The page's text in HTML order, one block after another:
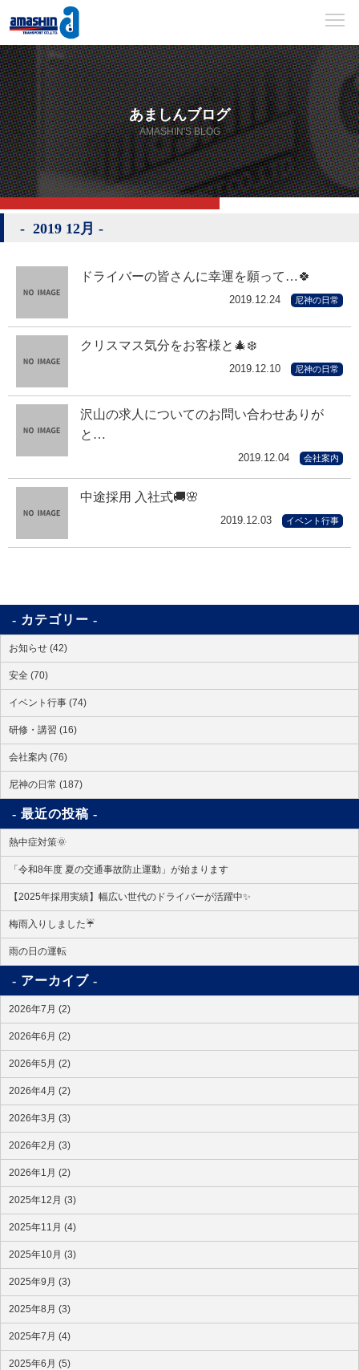
あましんブログ
AMASHIN'S BLOG
2019 12月
ドライバーの皆さんに幸運を願って…🍀
2019.12.24 尼神の日常
クリスマス気分をお客様と🎄❄️
2019.12.10 尼神の日常
沢山の求人についてのお問い合わせありが
と…
2019.12.04 会社案内
中途採用 入社式🚚🌸
2019.12.03 イベント行事
カテゴリー
お知らせ (42)
安全 (70)
イベント行事 (74)
研修・講習 (16)
会社案内 (76)
尼神の日常 (187)
最近の投稿
熱中症対策🌞
「令和8年度 夏の交通事故防止運動」が始まります
【2025年採用実績】幅広い世代のドライバーが活躍中✨
梅雨入りしました☔
雨の日の運転
アーカイブ
2026年7月 (2)
2026年6月 (2)
2026年5月 (2)
2026年4月 (2)
2026年3月 (3)
2026年2月 (3)
2026年1月 (2)
2025年12月 (3)
2025年11月 (4)
2025年10月 (3)
2025年9月 (3)
2025年8月 (3)
2025年7月 (4)
2025年6月 (5)